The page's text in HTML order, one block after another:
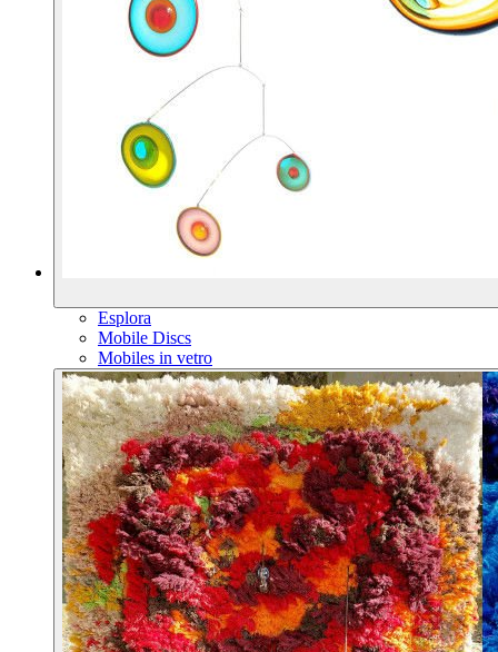
Esplora
Mobile Discs
Mobiles in vetro